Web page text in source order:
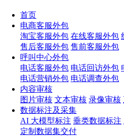
首页
电商客服外包
淘宝客服外包 在线客服外包
售后客服外包 售前客服外包
呼叫中心外包
电话客服外包 电话回访外包
电话营销外包 电话调查外包
内容审核
图片审核 文本审核 录像审核
数据标注及采集
AI 大模型标注 垂类数据标注
定制数据集交付